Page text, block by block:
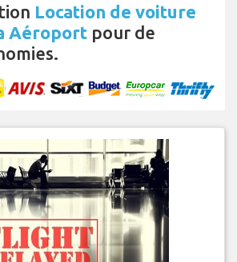
Location de voiture
Aéroport pour de